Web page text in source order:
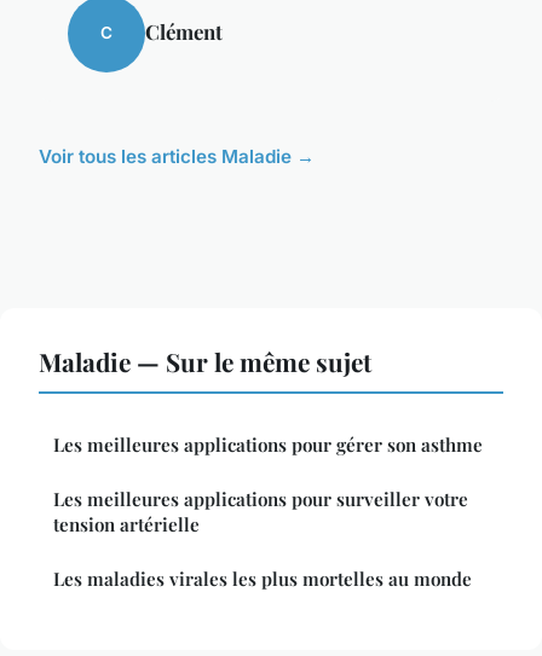
C Clément
Voir tous les articles Maladie →
Maladie — Sur le même sujet
Les meilleures applications pour gérer son asthme
Les meilleures applications pour surveiller votre
tension artérielle
Les maladies virales les plus mortelles au monde